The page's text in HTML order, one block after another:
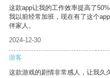
这款app让我的工作效率提高了
我以前经常加班，现在有了这个
伴家人。
2024-12-30
游客
这款游戏的剧情非常感人，让我久